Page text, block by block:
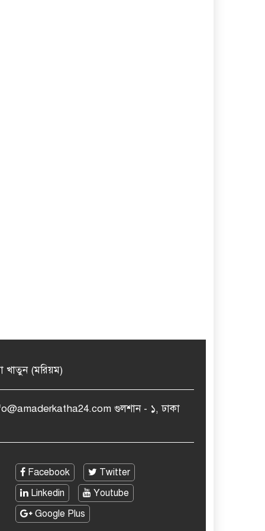
খাতুন (মরিয়ম)
গুলশান - ১, ঢাকা
Facebook
Twitter
Linkedin
Youtube
Google Plus